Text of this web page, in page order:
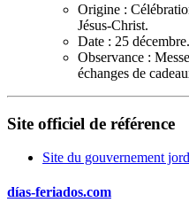
Origine :
Jésus-Christ.
Date : 25 décembre.
Observance :
échanges de
Site officiel de référence
Site du gouvernement
días-feriados.com